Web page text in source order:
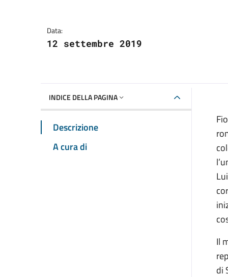
Data:
12 settembre 2019
INDICE DELLA PAGINA
Descrizione
A cura di
Il
di